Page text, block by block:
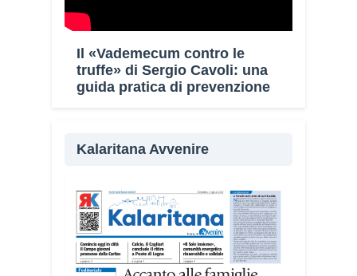
Il «Vademecum contro le
truffe» di Sergio Cavoli: una
guida pratica di prevenzione
Kalaritana Avvenire